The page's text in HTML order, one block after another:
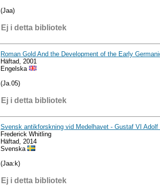
(Jaa)
Ej i detta bibliotek
Roman Gold And the Development of the Early
Häftad, 2001
Engelska
(Ja.05)
Ej i detta bibliotek
Svensk antikforskning vid Medelhavet - Gustaf VI
Frederick Whitling
Häftad, 2014
Svenska
(Jaa:k)
Ej i detta bibliotek